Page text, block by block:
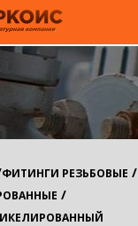
ФИТИНГИ РЕЗЬБОВЫЕ /
/